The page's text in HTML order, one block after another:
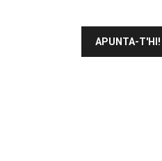
APUNTA-T'HI!